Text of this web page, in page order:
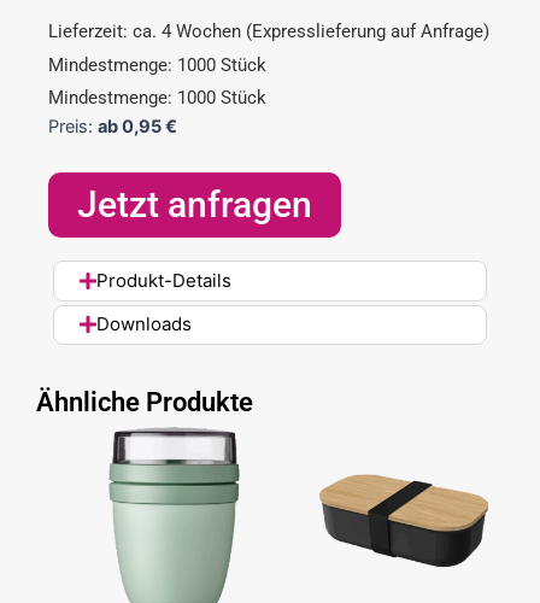
Lieferzeit: ca. 4 Wochen (Expresslieferung auf Anfrage)
Mindestmenge: 1000 Stück
Mindestmenge: 1000 Stück
Preis: ab0,95€
Jetzt anfragen
Produkt-Details
Downloads
Ähnliche Produkte